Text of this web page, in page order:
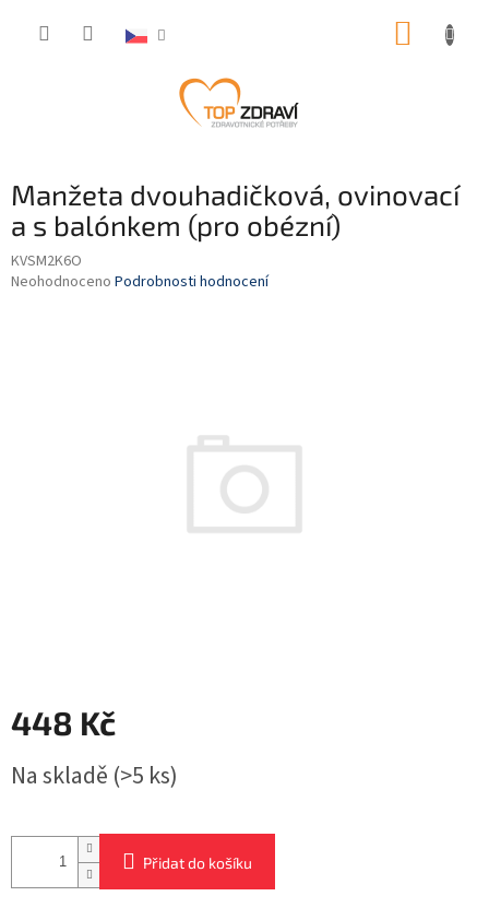
Manžeta dvouhadičková, ovinovací
a s balónkem (pro obézní)
KVSM2K6O
Průměrné
Neohodnoceno Podrobnosti hodnocení
448 Kč
cena:
Na skladě (>5 ks)
Přidat do košíku